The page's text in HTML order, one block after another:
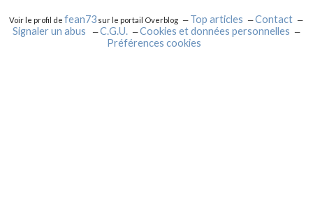
Voir le profil defean73 sur le portail Overblog Top articles
Contact
Signaler un abus
C.G.U.
Cookies et données personnelles
Préférences cookies